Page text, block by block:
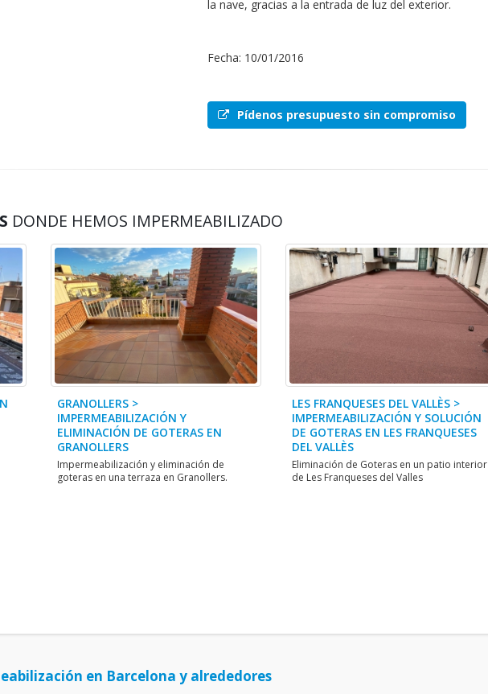
la nave, gracias a la entrada de luz del exterior.
Fecha: 10/01/2016
Pídenos presupuesto sin compromiso
DONDE HEMOS IMPERMEABILIZADO
GRANOLLERS >
IMPERMEABILIZACIÓN Y
ELIMINACIÓN DE GOTERAS EN
GRANOLLERS
Impermeabilización y eliminación de
goteras en una terraza en Granollers.
LES FRANQUESES DEL VALLÈS >
IMPERMEABILIZACIÓN Y SOLUCIÓN
DE GOTERAS EN LES FRANQUESES
DEL VALLÈS
Eliminación de Goteras en un patio interior
de Les Franqueses del Valles
en Barcelona y alrededores